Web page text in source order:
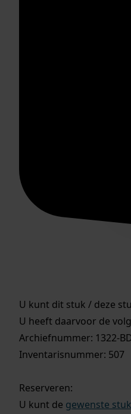
U kunt dit stuk / deze
U heeft daarvoor de
Archiefnummer: 1322-
Inventarisnummer: 507
Reserveren:
U kunt de gewenste